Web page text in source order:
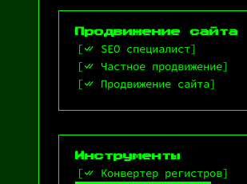
Продвижение сайта
SEO специалист
Частное продвижение
Продвижение сайта
Инструменты
Конвертер регистров